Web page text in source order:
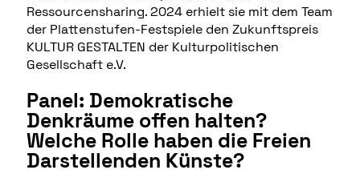
Ressourcensharing. 2024 erhielt sie mit dem Team
der Plattenstufen-Festspiele den Zukunftspreis
KULTUR GESTALTEN der Kulturpolitischen
Gesellschaft e.V.
Panel: Demokratische
Denkräume offen halten?
Welche Rolle haben die Freien
Darstellenden Künste?